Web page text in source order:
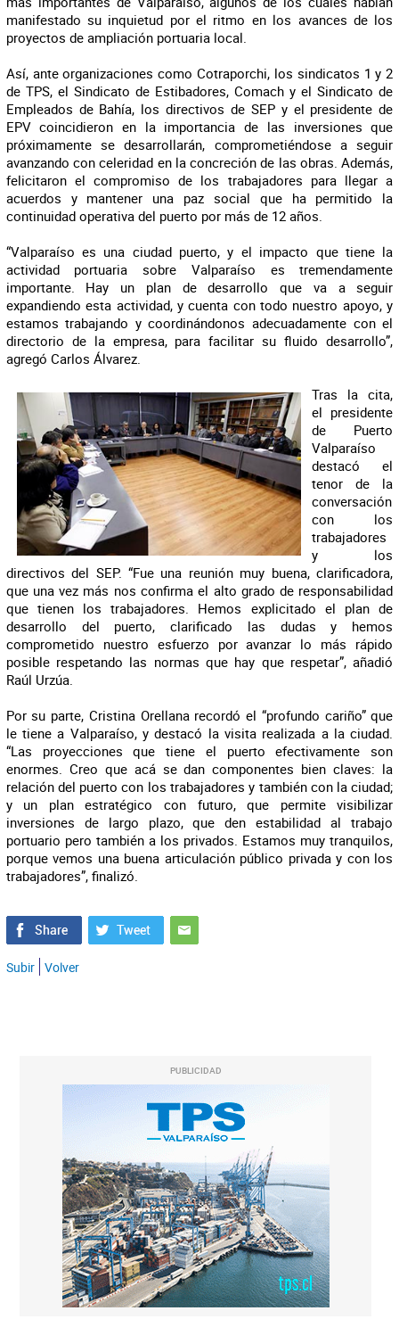
manifestado su inquietud por el ritmo en los avances de los
proyectos de ampliación portuaria local.
Así, ante organizaciones como Cotraporchi, los sindicatos 1 y 2
de TPS, el Sindicato de Estibadores, Comach y el Sindicato de
Empleados de Bahía, los directivos de SEP y el presidente de
EPV coincidieron en la importancia de las inversiones que
próximamente se desarrollarán, comprometiéndose a seguir
avanzando con celeridad en la concreción de las obras. Además,
felicitaron el compromiso de los trabajadores para llegar a
acuerdos y mantener una paz social que ha permitido la
continuidad operativa del puerto por más de 12 años.
“Valparaíso es una ciudad puerto, y el impacto que tiene la
actividad portuaria sobre Valparaíso es tremendamente
importante. Hay un plan de desarrollo que va a seguir
expandiendo esta actividad, y cuenta con todo nuestro apoyo, y
estamos trabajando y coordinándonos adecuadamente con el
directorio de la empresa, para facilitar su fluido desarrollo”,
agregó Carlos Álvarez.
Tras la cita,
el presidente
de Puerto
Valparaíso
destacó el
tenor de la
conversación
con los
trabajadores
y los
directivos del SEP. “Fue una reunión muy buena, clarificadora,
que una vez más nos confirma el alto grado de responsabilidad
que tienen los trabajadores. Hemos explicitado el plan de
desarrollo del puerto, clarificado las dudas y hemos
comprometido nuestro esfuerzo por avanzar lo más rápido
posible respetando las normas que hay que respetar”, añadió
Raúl Urzúa.
Por su parte, Cristina Orellana recordó el “profundo cariño” que
le tiene a Valparaíso, y destacó la visita realizada a la ciudad.
“Las proyecciones que tiene el puerto efectivamente son
enormes. Creo que acá se dan componentes bien claves: la
relación del puerto con los trabajadores y también con la ciudad;
y un plan estratégico con futuro, que permite visibilizar
inversiones de largo plazo, que den estabilidad al trabajo
portuario pero también a los privados. Estamos muy tranquilos,
porque vemos una buena articulación público privada y con los
trabajadores”, finalizó.
Subir Volver
PUBLICIDAD